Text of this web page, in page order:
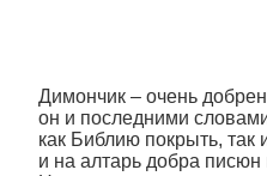
Димончик – очень
он и последними
как Библию покрыть, так
и на алтарь добра